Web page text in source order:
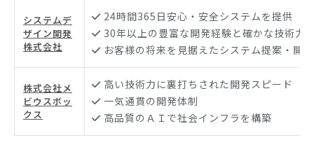
システムデ
ザイン開発
株式会社
24時間365日安心・安全システムを提供
30年以上の豊富な開発経験と確かな技術力
お客様の将来を見据えたシステム提案・開発
株式会社メ
ビウスボッ
クス
高い技術力に裏打ちされた開発スピード
一気通貫の開発体制
高品質のＡＩで社会インフラを構築